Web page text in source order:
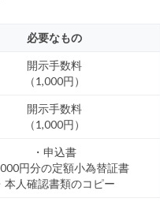
必要なもの
開示手数料
（1,000円）
開示手数料
（1,000円）
・申込書
円分の定額小為替証書
本人確認書類のコピー